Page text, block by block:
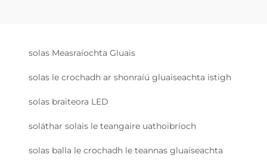
solas Measraíochta Gluais
solas le crochadh ar shonraíú gluaiseachta istigh
solas braiteora LED
soláthar solais le teangaire uathoibríoch
solas balla le crochadh le teannas gluaiseachta